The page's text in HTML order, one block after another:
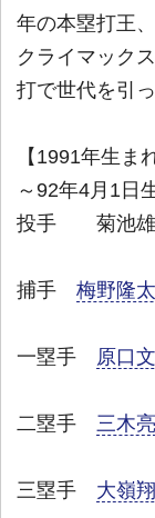
年の本塁打王
クライマック
打で世代を引っ
【1991年生ま
～92年4月1日
投手 菊池雄
捕手 梅野隆
一塁手 原口
二塁手 三木亮
三塁手 大嶺